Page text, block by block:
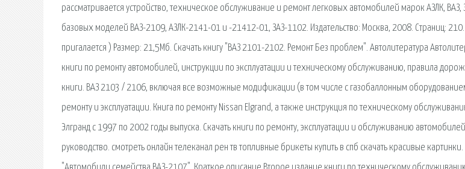
рассматривается устройство, техническое обслуживание и ремонт легковых автомобилей марок АЗЛК,
базовых моделей ВАЗ-2109, АЗЛК-2141-01 и -21412-01, ЗАЗ-1102. Издательство: Москва, 2008. Страниц:
пригалается ) Размер: 21,5Мб. Скачать книгу "ВАЗ 2101-2102. Ремонт Без проблем". Автолитература
книги по ремонту автомобилей, инструкции по эксплуатации и техническому обслуживанию, правила
книги. ВАЗ 2103 / 2106, включая все возможные модификации (в том числе с газобаллонным
ремонту и эксплуатации. Книга по ремонту Nissan Elgrand, а также инструкция по техническому
Элгранд с 1997 по 2002 годы выпуска. Скачать книги по ремонту, эксплуатации и обслуживанию
руководство. смотреть онлайн телеканал рен тв топливные брикеты купить в спб скачать красивые картинки.